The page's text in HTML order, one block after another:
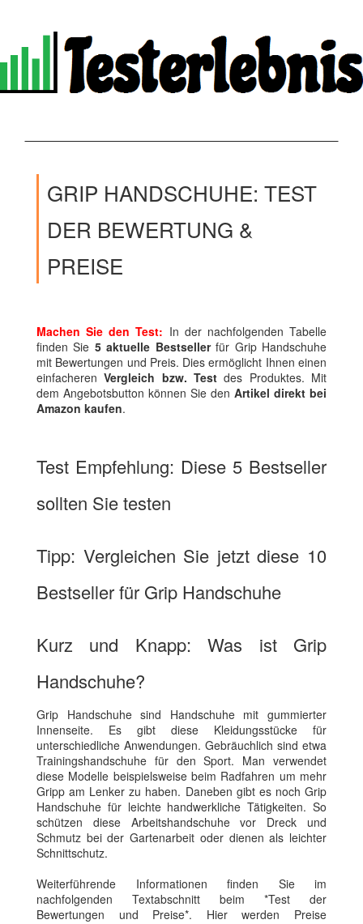
GRIP HANDSCHUHE: TEST
DER BEWERTUNG &
PREISE
Machen Sie den Test: In der nachfolgenden Tabelle
finden Sie 5 aktuelle Bestsellerfür Grip Handschuhe
mit Bewertungen und Preis. Dies ermöglicht Ihnen einen
einfacherenVergleich bzw. Test des Produktes. Mit
dem Angebotsbutton können Sie den Artikel direkt bei
Amazon kaufen.
Test Empfehlung: Diese 5 Bestseller
sollten Sie testen
Tipp: Vergleichen Sie jetzt diese 10
Bestseller für Grip Handschuhe
Kurz und Knapp: Was ist Grip
Handschuhe?
Grip Handschuhe sind Handschuhe mit gummierter
Innenseite. Es gibt diese Kleidungsstücke für
unterschiedliche Anwendungen. Gebräuchlich sind etwa
Trainingshandschuhe für den Sport. Man verwendet
diese Modelle beispielsweise beim Radfahren um mehr
Gripp am Lenker zu haben. Daneben gibt es noch Grip
Handschuhe für leichte handwerkliche Tätigkeiten. So
schützen diese Arbeitshandschuhe vor Dreck und
Schmutz bei der Gartenarbeit oder dienen als leichter
Schnittschutz.
Weiterführende Informationen finden Sie im
nachfolgenden Textabschnitt beim *Test der
Bewertungen und Preise*. Hier werden Preise